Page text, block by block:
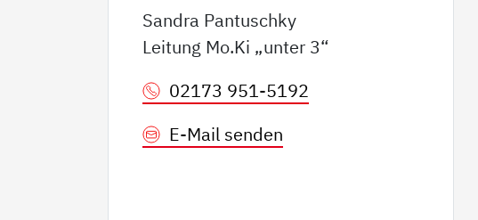
Sandra Pantuschky
Leitung Mo.Ki „unter 3“
02173 951-5192
E-Mail senden